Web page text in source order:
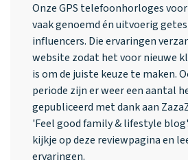
Onze GPS telefoonhorloges
vaak genoemd én uitvoerig
influencers. Die ervaringen
website zodat het voor nieuwe
is om de juiste keuze te maken.
periode zijn er weer een aantal
gepubliceerd met dank aan
'Feel good family & lifestyle
kijkje op deze reviewpagina en
ervaringen.